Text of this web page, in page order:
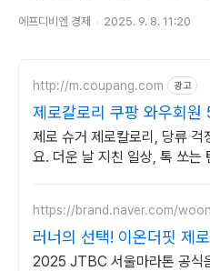
에프디비엔 경제 2025. 9. 8. 11:20
http://m.coupang.com 광고
제로칼로리 쿠팡 와우회원
제로 슈거 제로칼로리, 당류 걱
요. 더운 날 지친 일상, 톡 쏘는
https://brand.naver.com/
러너의 선택! 이온더핏 제로
2025 JTBC 서울마라톤 공식